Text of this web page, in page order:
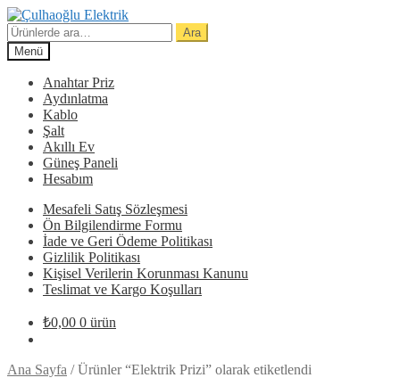
Dolaşıma
geç
İçeriğe
geç
Ara:
Ara
Menü
Anahtar Priz
Aydınlatma
Kablo
Şalt
Akıllı Ev
Güneş Paneli
Hesabım
Mesafeli Satış Sözleşmesi
Ön Bilgilendirme Formu
İade ve Geri Ödeme Politikası
Gizlilik Politikası
Kişisel Verilerin Korunması Kanunu
Teslimat ve Kargo Koşulları
₺0,00 0 ürün
Ana Sayfa /Ürünler “Elektrik Prizi” olarak etiketlendi